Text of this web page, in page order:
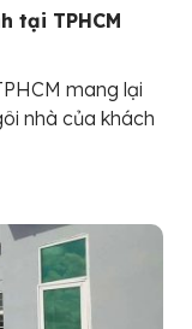
tại TPHCM
mang lại
nhà của khách